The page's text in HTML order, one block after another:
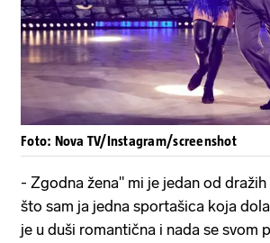
Foto: Nova TV/Instagram/screenshot
- Zgodna žena'' mi je jedan od
što sam ja jedna sportašica koja
je u duši romantična i nada se svom